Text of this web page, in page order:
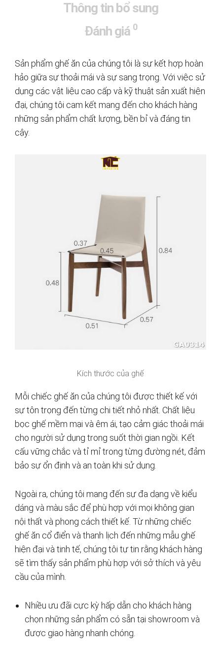
Thông tin bổ sung
Đánh giá 0
Sản phẩm ghế ăn của chúng tôi là sự kết hợp hoàn
hảo giữa sự thoải mái và sự sang trọng. Với việc sử
dụng các vật liệu cao cấp và kỹ thuật sản xuất hiện
đại, chúng tôi cam kết mang đến cho khách hàng
những sản phẩm chất lượng, bền bỉ và đáng tin
cậy.
Kích thước của ghế
Mỗi chiếc ghế ăn của chúng tôi được thiết kế với
sự tôn trọng đến từng chi tiết nhỏ nhất. Chất liệu
bọc ghế mềm mại và êm ái, tạo cảm giác thoải mái
cho người sử dụng trong suốt thời gian ngồi. Kết
cấu vững chắc và tỉ mỉ trong từng đường nét, đảm
bảo sự ổn định và an toàn khi sử dụng.
Ngoài ra, chúng tôi mang đến sự đa dạng về kiểu
dáng và màu sắc để phù hợp với mọi không gian
nội thất và phong cách thiết kế. Từ những chiếc
ghế ăn cổ điển và thanh lịch đến những mẫu ghế
hiện đại và tinh tế, chúng tôi tự tin rằng khách hàng
sẽ tìm thấy sản phẩm phù hợp với sở thích và yêu
cầu của mình.
Nhiều ưu đãi cực kỳ hấp dẫn cho khách hàng
chọn những sản phẩm có sẵn tại showroom và
được giao hàng nhanh chóng.